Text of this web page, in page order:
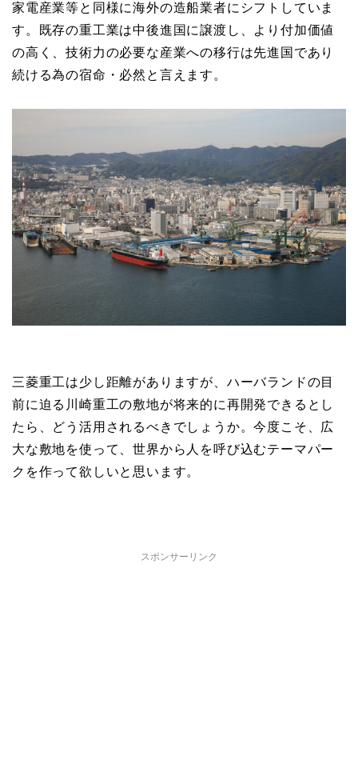
家電産業等と同様に海外の造船業者にシフトしていま
す。既存の重工業は中後進国に譲渡し、より付加価値
の高く、技術力の必要な産業への移行は先進国であり
続ける為の宿命・必然と言えます。
三菱重工は少し距離がありますが、ハーバランドの目
前に迫る川崎重工の敷地が将来的に再開発できるとし
たら、どう活用されるべきでしょうか。今度こそ、広
大な敷地を使って、世界から人を呼び込むテーマパー
クを作って欲しいと思います。
スポンサーリンク